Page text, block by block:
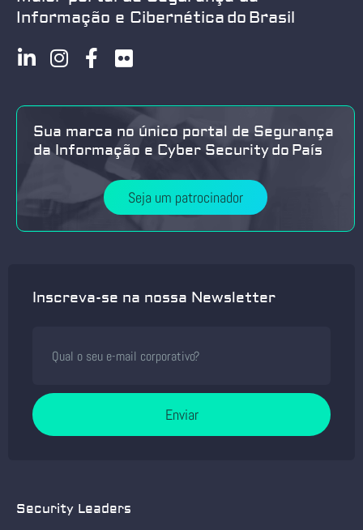
Informação e Cibernética do Brasil
Sua marca no único portal de Segurança
da Informação e Cyber Security do País
Seja um patrocinador
Inscreva-se na nossa Newsletter
Enviar
Security Leaders